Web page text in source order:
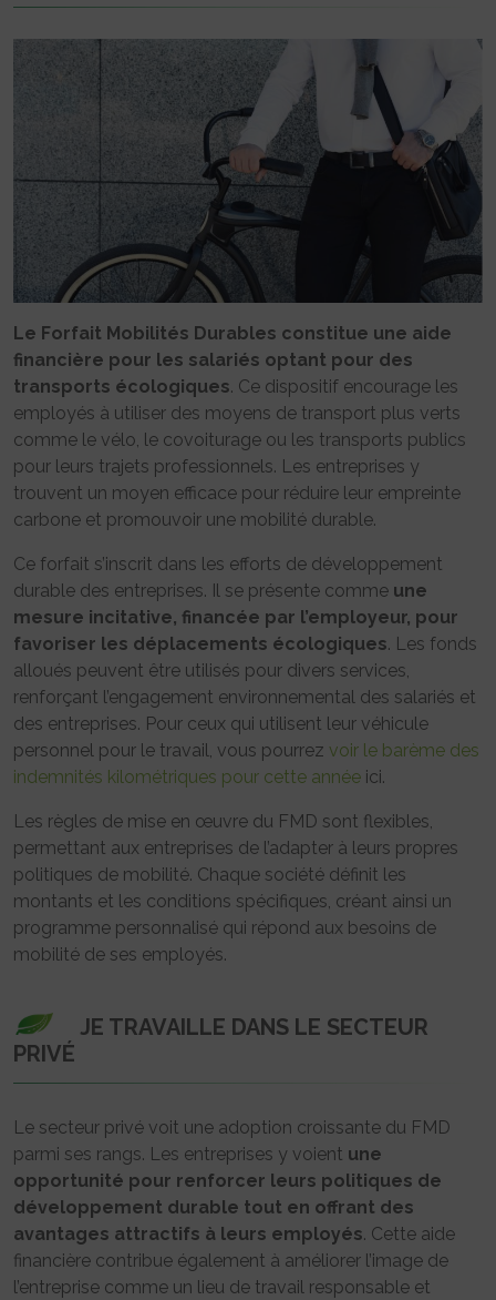
Le Forfait Mobilités Durables constitue une aide
financière pour les salariés optant pour des
transports écologiques. Ce dispositif encourage les
employés à utiliser des moyens de transport plus verts
comme le vélo, le covoiturage ou les transports publics
pour leurs trajets professionnels. Les entreprises y
trouvent un moyen efficace pour réduire leur empreinte
carbone et promouvoir une mobilité durable.
Ce forfait s’inscrit dans les efforts de développement
durable des entreprises. Il se présente comme une
mesure incitative, financée par l’employeur, pour
favoriser les déplacements écologiques. Les fonds
alloués peuvent être utilisés pour divers services,
renforçant l’engagement environnemental des salariés et
des entreprises. Pour ceux qui utilisent leur véhicule
personnel pour le travail, vous pourrez voir le barème des
indemnités kilométriques pour cette année ici.
Les règles de mise en œuvre du FMD sont flexibles,
permettant aux entreprises de l’adapter à leurs propres
politiques de mobilité. Chaque société définit les
montants et les conditions spécifiques, créant ainsi un
programme personnalisé qui répond aux besoins de
mobilité de ses employés.
JE TRAVAILLE DANS LE SECTEUR
PRIVÉ
Le secteur privé voit une adoption croissante du FMD
parmi ses rangs. Les entreprises y voient une
opportunité pour renforcer leurs politiques de
développement durable tout en offrant des
avantages attractifs à leurs employés. Cette aide
financière contribue également à améliorer l’image de
l’entreprise comme un lieu de travail responsable et